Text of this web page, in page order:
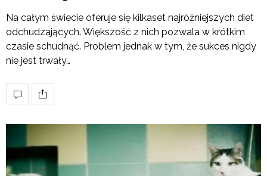
Na całym świecie oferuje się kilkaset najróżniejszych diet
odchudzających. Większość z nich pozwala w krótkim
czasie schudnąć. Problem jednak w tym, że sukces nigdy
nie jest trwały…